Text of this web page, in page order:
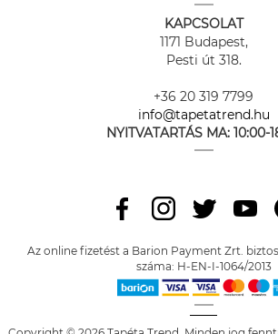
KAPCSOLAT
1171 Budapest,
Pesti út 318.
+36 20 319 7799
info@tapetatrend.hu
NYITVATARTÁS MA: 10:00-
Az online fizetést a Barion Payment Zrt.
száma: H-EN-I-1064/2013